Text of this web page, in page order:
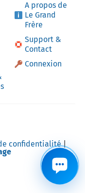
A propos de
Le Grand
Frère
Support &
Contact
Connexion
confidentialité|